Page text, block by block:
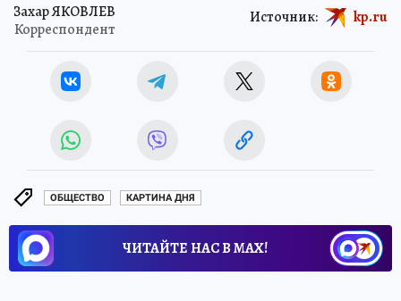
Захар ЯКОВЛЕВ
Корреспондент
Источник: kp.ru
ОБЩЕСТВО КАРТИНА ДНЯ
ЧИТАЙТЕ НАС В МАХ!